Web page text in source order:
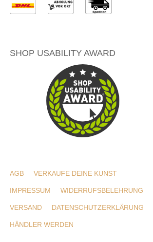
SHOP USABILITY AWARD
AGB VERKAUFE DEINE KUNST
IMPRESSUM WIDERRUFSBELEHRUNG
VERSAND DATENSCHUTZERKLÄRUNG
HÄNDLER WERDEN